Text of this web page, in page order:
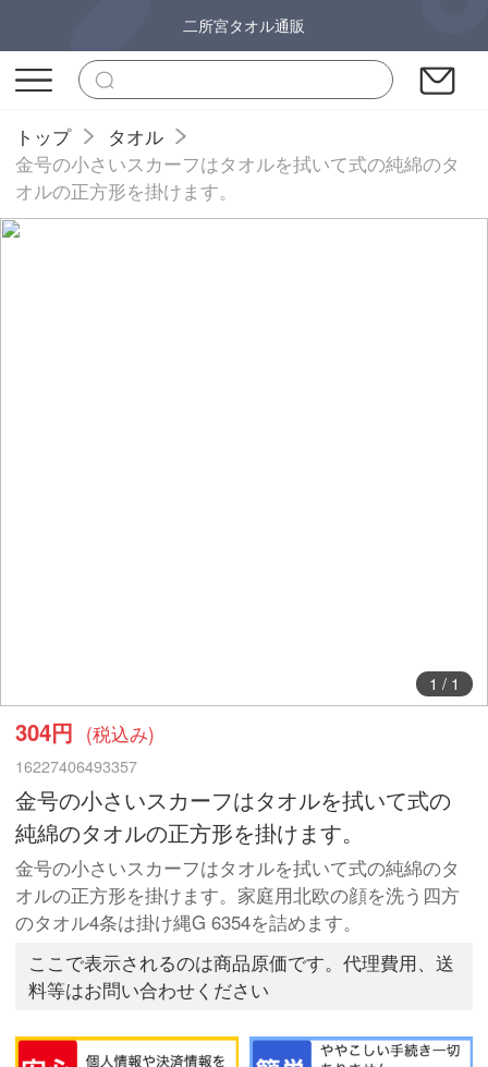
二所宮タオル通販
トップ
タオル
金号の小さいスカーフはタオルを拭いて式の純綿のタ
オルの正方形を掛けます。
1 / 1
304円 (税込み)
16227406493357
金号の小さいスカーフはタオルを拭いて式の
純綿のタオルの正方形を掛けます。
金号の小さいスカーフはタオルを拭いて式の純綿のタ
オルの正方形を掛けます。家庭用北欧の顔を洗う四方
のタオル4条は掛け縄G 6354を詰めます。
ここで表示されるのは商品原価です。代理費用、送
料等はお問い合わせください